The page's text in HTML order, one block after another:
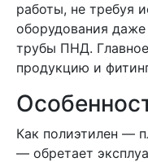
работы, не требуя
оборудования
трубы ПНД.
продукцию и
Как полиэтилен —
— обретает